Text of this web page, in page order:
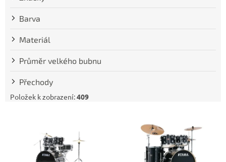
Barva
Materiál
Průměr velkého bubnu
Přechody
Položek k zobrazení:409